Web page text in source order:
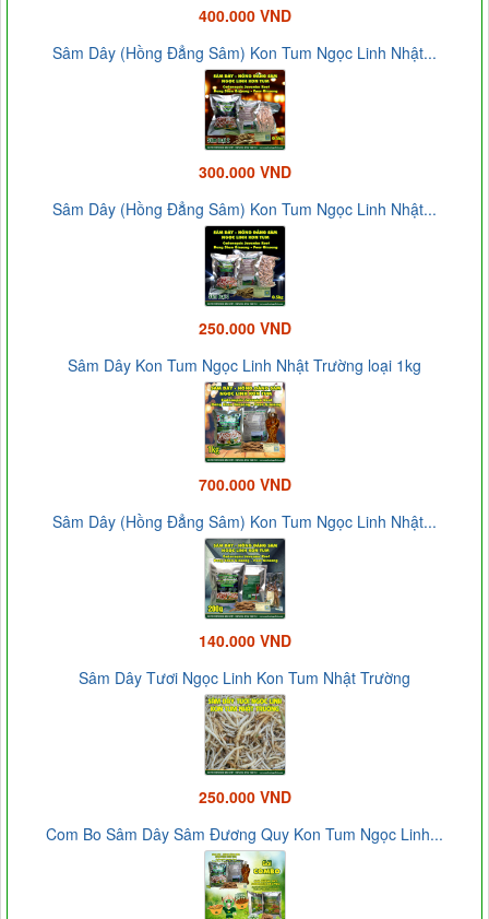
400.000 VND
Sâm Dây (Hồng Đẳng Sâm) Kon Tum Ngọc Linh Nhật...
300.000 VND
Sâm Dây (Hồng Đẳng Sâm) Kon Tum Ngọc Linh Nhật...
250.000 VND
Sâm Dây Kon Tum Ngọc Linh Nhật Trường loại 1kg
700.000 VND
Sâm Dây (Hồng Đẳng Sâm) Kon Tum Ngọc Linh Nhật...
140.000 VND
Sâm Dây Tươi Ngọc Linh Kon Tum Nhật Trường
250.000 VND
Com Bo Sâm Dây Sâm Đương Quy Kon Tum Ngọc Linh...